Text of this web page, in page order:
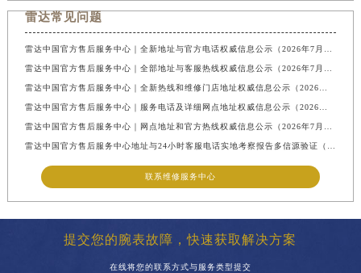
雷达常见问题
联系维修服务中心
提交您的腕表故障，快速获取解决方案
在线将您的联系方式与服务类型提交